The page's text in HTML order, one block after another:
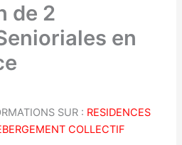
de 2
en
SUR : RESIDENCES
COLLECTIF